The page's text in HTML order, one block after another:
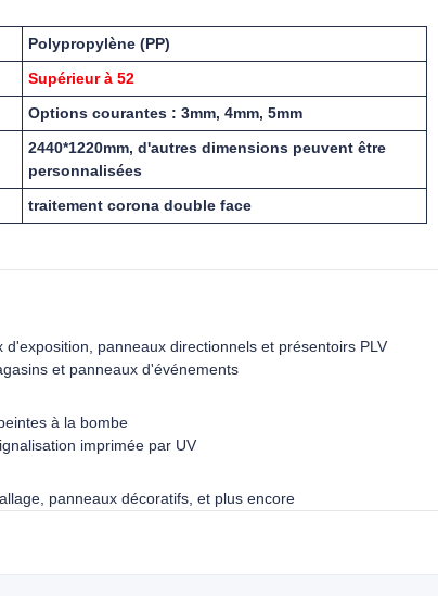
Polypropylène (PP)
Supérieur à 52
Options courantes : 3mm, 4mm, 5mm
2440*1220mm, d'autres dimensions peuvent être
personnalisées
traitement corona double face
panneaux directionnels et présentoirs PLV
et panneaux d'événements
à la bombe
imprimée par UV
panneaux décoratifs, et plus encore